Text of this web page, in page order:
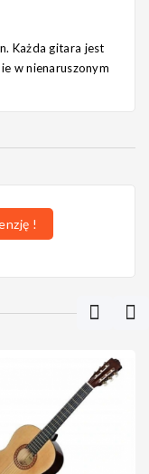
Każda gitara jest
w nienaruszonym
!